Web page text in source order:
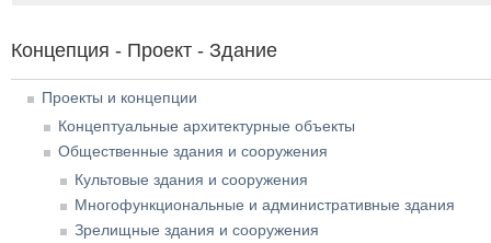
Концепция - Проект - Здание
Проекты и концепции
Концептуальные архитектурные объекты
Общественные здания и сооружения
Культовые здания и сооружения
Многофункциональные и административные здания
Зрелищные здания и сооружения